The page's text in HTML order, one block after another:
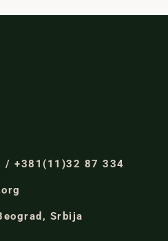
/ +381(11)32 87 334
Srbija